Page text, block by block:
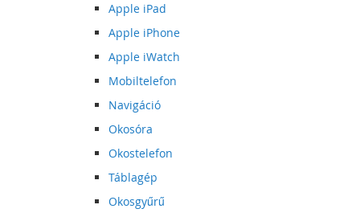
Apple iPad
Apple iPhone
Apple iWatch
Mobiltelefon
Navigáció
Okosóra
Okostelefon
Táblagép
Okosgyűrű